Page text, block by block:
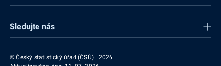
Sledujte nás
© Český statistický úřad (ČSÚ) | 2026